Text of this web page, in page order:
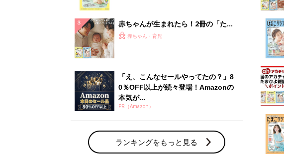
赤ちゃんが生まれたら！2冊の「たま
ひよ」
赤ちゃん・育児
「え、こんなセールやってたの？」8
0％OFF以上が続々登場！Amazonの
本気が...
PR（Amazon）
ランキングをもっと見る